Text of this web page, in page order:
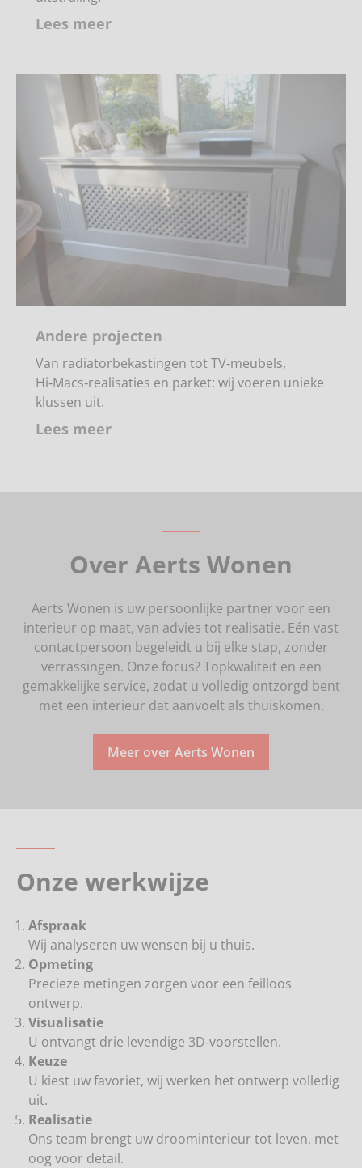
Lees meer
Andere projecten
Van radiatorbekastingen tot TV‑meubels,
Hi‑Macs‑realisaties en parket: wij voeren unieke
klussen uit.
Lees meer
Over Aerts Wonen
Aerts Wonen is uw persoonlijke partner voor een
interieur op maat, van advies tot realisatie. Eén vast
contactpersoon begeleidt u bij elke stap, zonder
verrassingen. Onze focus? Topkwaliteit en een
gemakkelijke service, zodat u volledig ontzorgd bent
met een interieur dat aanvoelt als thuiskomen.
Meer over Aerts Wonen
Onze werkwijze
Afspraak
Wij analyseren uw wensen bij u thuis.
Opmeting
Precieze metingen zorgen voor een feilloos
ontwerp.
Visualisatie
U ontvangt drie levendige 3D‑voorstellen.
Keuze
U kiest uw favoriet, wij werken het ontwerp volledig
uit.
Realisatie
Ons team brengt uw droominterieur tot leven, met
oog voor detail.